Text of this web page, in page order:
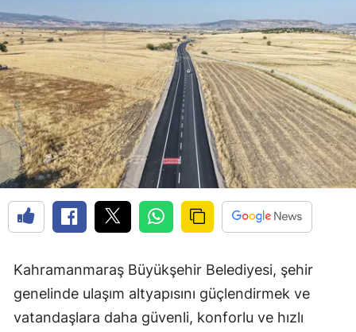
Kahramanmaraş Büyükşehir Belediyesi, şehir
genelinde ulaşım altyapısını güçlendirmek ve
vatandaşlara daha güvenli, konforlu ve hızlı